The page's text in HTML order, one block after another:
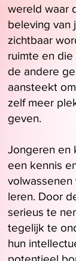
wereld waar
beleving van
zichtbaar
ruimte en
de andere
aansteekt
zelf meer
geven.
Jongeren en
een kennis
volwassenen
leren. Door
serieus te
tegelijk te
hun